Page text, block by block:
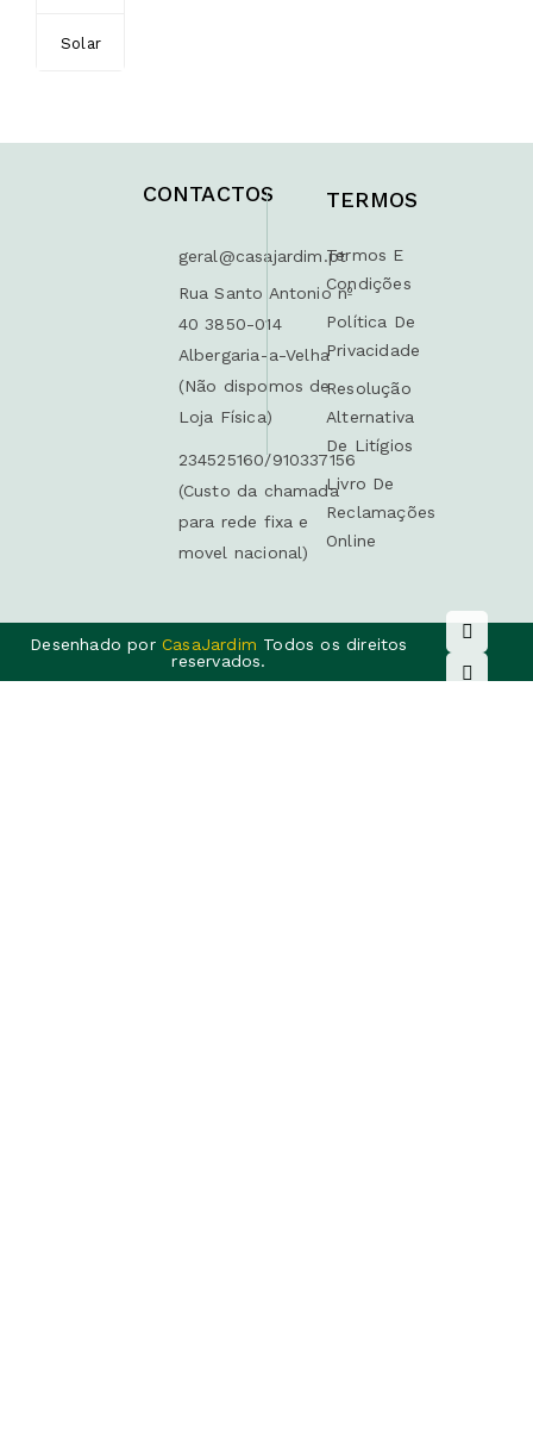
Solar
CONTACTOS
geral@casajardim.pt
Rua Santo Antonio nº
40 3850-014
Albergaria-a-Velha
(Não dispomos de
Loja Física)
234525160/910337156
(Custo da chamada
para rede fixa e
movel nacional)
TERMOS
Termos E
Condições
Política De
Privacidade
Resolução
Alternativa
De Litígios
Livro De
Reclamações
Online
Desenhado porCasaJardim Todos os direitos
reservados.